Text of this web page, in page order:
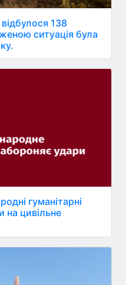
138
ситуація була
гуманітарні
на цивільне